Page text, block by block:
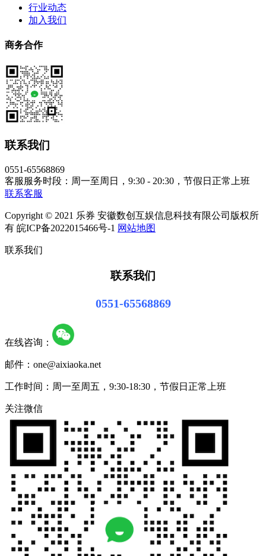
行业动态
加入我们
商务合作
联系我们
0551-65568869
客服服务时段：周一至周日，9:30 - 20:30，节假日正常上班
联系客服
Copyright © 2021 乐券 安徽数创互娱信息科技有限公司版权所
有 皖ICP备2022015466号-1 网站地图
联系我们
联系我们
0551-65568869
在线咨询：
邮件：one@aixiaoka.net
工作时间：周一至周五，9:30-18:30，节假日正常上班
关注微信